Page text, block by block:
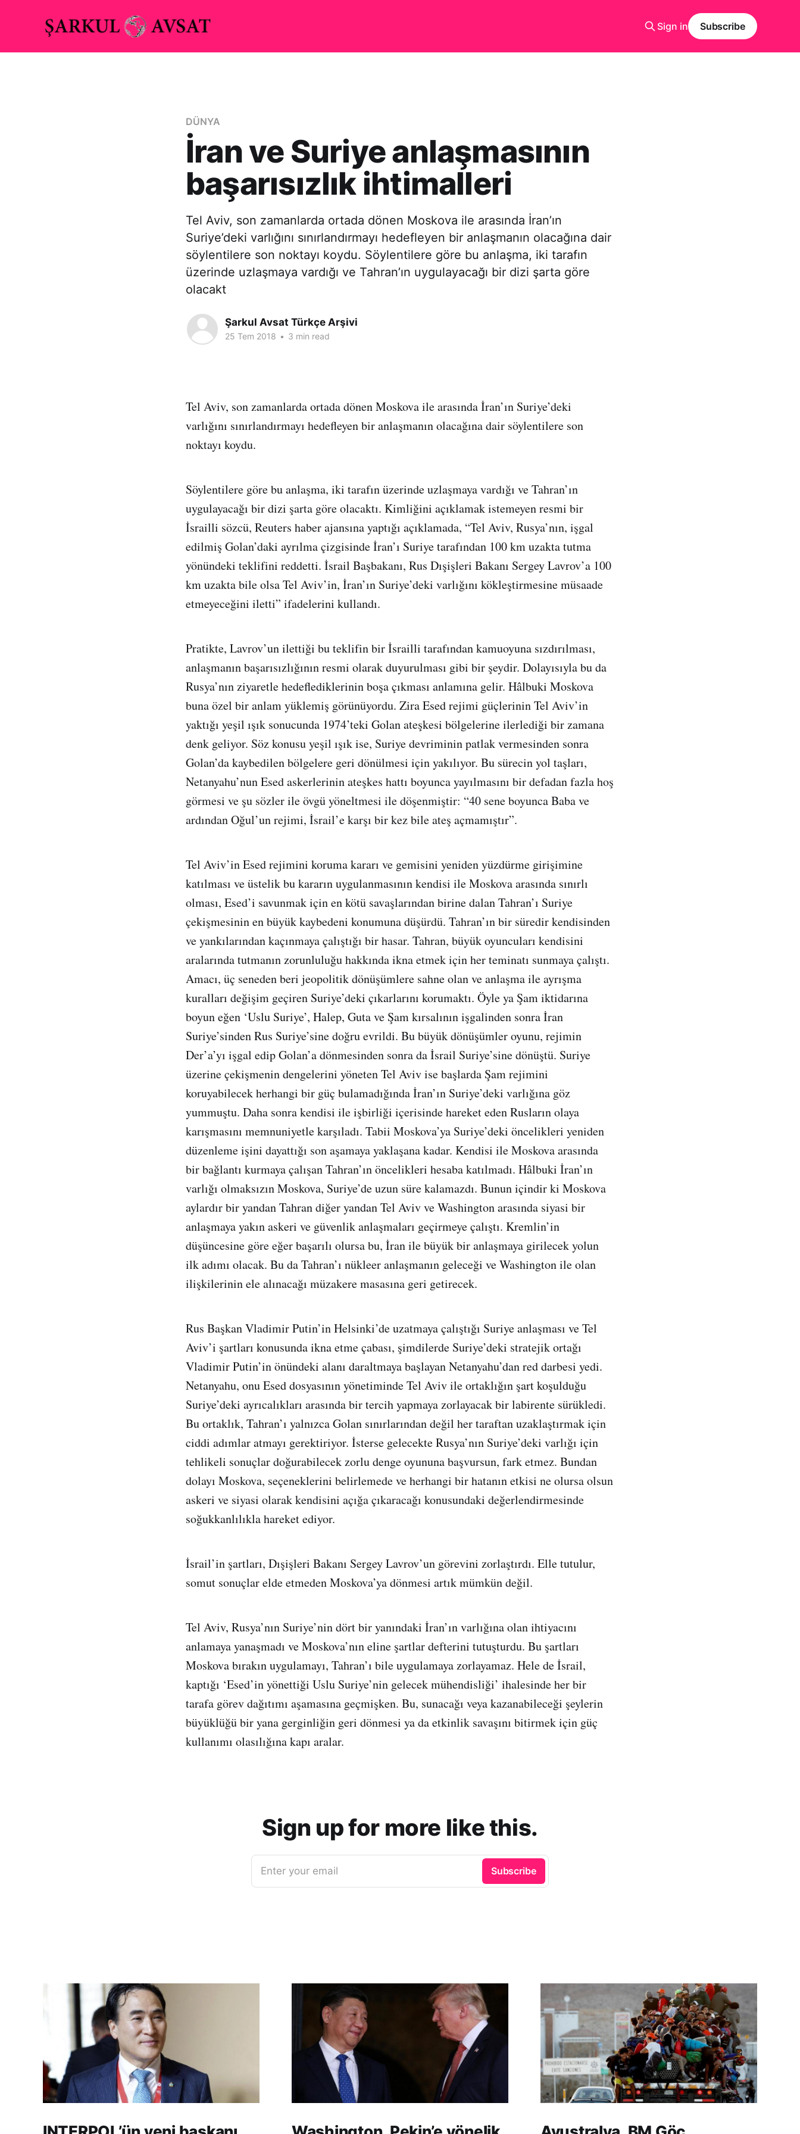
Sign in Subscribe
DÜNYA
İran ve Suriye anlaşmasının
başarısızlık ihtimalleri
Tel Aviv, son zamanlarda ortada dönen Moskova ile arasında İran’ın
Suriye’deki varlığını sınırlandırmayı hedefleyen bir anlaşmanın olacağına dair
söylentilere son noktayı koydu. Söylentilere göre bu anlaşma, iki tarafın
üzerinde uzlaşmaya vardığı ve Tahran’ın uygulayacağı bir dizi şarta göre
olacakt
Şarkul Avsat Türkçe Arşivi
25 Tem 2018 • 3 min read
Tel Aviv, son zamanlarda ortada dönen Moskova ile arasında İran’ın Suriye’deki
varlığını sınırlandırmayı hedefleyen bir anlaşmanın olacağına dair söylentilere son
noktayı koydu.
Söylentilere göre bu anlaşma, iki tarafın üzerinde uzlaşmaya vardığı ve Tahran’ın
uygulayacağı bir dizi şarta göre olacaktı. Kimliğini açıklamak istemeyen resmi bir
İsrailli sözcü, Reuters haber ajansına yaptığı açıklamada, “Tel Aviv, Rusya’nın, işgal
edilmiş Golan’daki ayrılma çizgisinde İran’ı Suriye tarafından 100 km uzakta tutma
yönündeki teklifini reddetti. İsrail Başbakanı, Rus Dışişleri Bakanı Sergey Lavrov’a 100
km uzakta bile olsa Tel Aviv’in, İran’ın Suriye’deki varlığını kökleştirmesine müsaade
etmeyeceğini iletti” ifadelerini kullandı.
Pratikte, Lavrov’un ilettiği bu teklifin bir İsrailli tarafından kamuoyuna sızdırılması,
anlaşmanın başarısızlığının resmi olarak duyurulması gibi bir şeydir. Dolayısıyla bu da
Rusya’nın ziyaretle hedeflediklerinin boşa çıkması anlamına gelir. Hâlbuki Moskova
buna özel bir anlam yüklemiş görünüyordu. Zira Esed rejimi güçlerinin Tel Aviv’in
yaktığı yeşil ışık sonucunda 1974’teki Golan ateşkesi bölgelerine ilerlediği bir zamana
denk geliyor. Söz konusu yeşil ışık ise, Suriye devriminin patlak vermesinden sonra
Golan’da kaybedilen bölgelere geri dönülmesi için yakılıyor. Bu sürecin yol taşları,
Netanyahu’nun Esed askerlerinin ateşkes hattı boyunca yayılmasını bir defadan fazla hoş
görmesi ve şu sözler ile övgü yöneltmesi ile döşenmiştir: “40 sene boyunca Baba ve
ardından Oğul’un rejimi, İsrail’e karşı bir kez bile ateş açmamıştır”.
Tel Aviv’in Esed rejimini koruma kararı ve gemisini yeniden yüzdürme girişimine
katılması ve üstelik bu kararın uygulanmasının kendisi ile Moskova arasında sınırlı
olması, Esed’i savunmak için en kötü savaşlarından birine dalan Tahran’ı Suriye
çekişmesinin en büyük kaybedeni konumuna düşürdü. Tahran’ın bir süredir kendisinden
ve yankılarından kaçınmaya çalıştığı bir hasar. Tahran, büyük oyuncuları kendisini
aralarında tutmanın zorunluluğu hakkında ikna etmek için her teminatı sunmaya çalıştı.
Amacı, üç seneden beri jeopolitik dönüşümlere sahne olan ve anlaşma ile ayrışma
kuralları değişim geçiren Suriye’deki çıkarlarını korumaktı. Öyle ya Şam iktidarına
boyun eğen ‘Uslu Suriye’, Halep, Guta ve Şam kırsalının işgalinden sonra İran
Suriye’sinden Rus Suriye’sine doğru evrildi. Bu büyük dönüşümler oyunu, rejimin
Der’a’yı işgal edip Golan’a dönmesinden sonra da İsrail Suriye’sine dönüştü. Suriye
üzerine çekişmenin dengelerini yöneten Tel Aviv ise başlarda Şam rejimini
koruyabilecek herhangi bir güç bulamadığında İran’ın Suriye’deki varlığına göz
yummuştu. Daha sonra kendisi ile işbirliği içerisinde hareket eden Rusların olaya
karışmasını memnuniyetle karşıladı. Tabii Moskova’ya Suriye’deki öncelikleri yeniden
düzenleme işini dayattığı son aşamaya yaklaşana kadar. Kendisi ile Moskova arasında
bir bağlantı kurmaya çalışan Tahran’ın öncelikleri hesaba katılmadı. Hâlbuki İran’ın
varlığı olmaksızın Moskova, Suriye’de uzun süre kalamazdı. Bunun içindir ki Moskova
aylardır bir yandan Tahran diğer yandan Tel Aviv ve Washington arasında siyasi bir
anlaşmaya yakın askeri ve güvenlik anlaşmaları geçirmeye çalıştı. Kremlin’in
düşüncesine göre eğer başarılı olursa bu, İran ile büyük bir anlaşmaya girilecek yolun
ilk adımı olacak. Bu da Tahran’ı nükleer anlaşmanın geleceği ve Washington ile olan
ilişkilerinin ele alınacağı müzakere masasına geri getirecek.
Rus Başkan Vladimir Putin’in Helsinki’de uzatmaya çalıştığı Suriye anlaşması ve Tel
Aviv’i şartları konusunda ikna etme çabası, şimdilerde Suriye’deki stratejik ortağı
Vladimir Putin’in önündeki alanı daraltmaya başlayan Netanyahu’dan red darbesi yedi.
Netanyahu, onu Esed dosyasının yönetiminde Tel Aviv ile ortaklığın şart koşulduğu
Suriye’deki ayrıcalıkları arasında bir tercih yapmaya zorlayacak bir labirente sürükledi.
Bu ortaklık, Tahran’ı yalnızca Golan sınırlarından değil her taraftan uzaklaştırmak için
ciddi adımlar atmayı gerektiriyor. İsterse gelecekte Rusya’nın Suriye’deki varlığı için
tehlikeli sonuçlar doğurabilecek zorlu denge oyununa başvursun, fark etmez. Bundan
dolayı Moskova, seçeneklerini belirlemede ve herhangi bir hatanın etkisi ne olursa olsun
askeri ve siyasi olarak kendisini açığa çıkaracağı konusundaki değerlendirmesinde
soğukkanlılıkla hareket ediyor.
İsrail’in şartları, Dışişleri Bakanı Sergey Lavrov’un görevini zorlaştırdı. Elle tutulur,
somut sonuçlar elde etmeden Moskova’ya dönmesi artık mümkün değil.
Tel Aviv, Rusya’nın Suriye’nin dört bir yanındaki İran’ın varlığına olan ihtiyacını
anlamaya yanaşmadı ve Moskova’nın eline şartlar defterini tutuşturdu. Bu şartları
Moskova bırakın uygulamayı, Tahran’ı bile uygulamaya zorlayamaz. Hele de İsrail,
kaptığı ‘Esed’in yönettiği Uslu Suriye’nin gelecek mühendisliği’ ihalesinde her bir
tarafa görev dağıtımı aşamasına geçmişken. Bu, sunacağı veya kazanabileceği şeylerin
büyüklüğü bir yana gerginliğin geri dönmesi ya da etkinlik savaşını bitirmek için güç
kullanımı olasılığına kapı aralar.
Sign up for more like this.
Enter your email Subscribe